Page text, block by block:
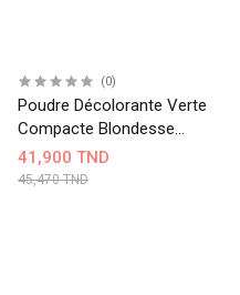
(0)
Poudre Décolorante Verte
Compacte Blondesse
INEBRYA
41,900 TND
45,470 TND